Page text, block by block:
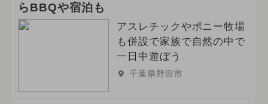
らBBQや宿泊も
アスレチックやポニー牧場
も併設で家族で自然の中で
一日中遊ぼう
千葉県野田市